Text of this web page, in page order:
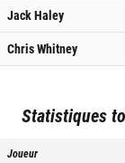
Jack Haley
Chris Whitney
Statistiques
Joueur